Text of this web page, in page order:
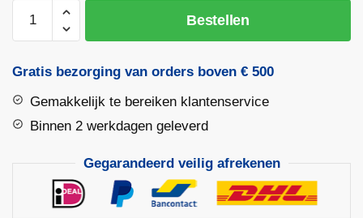
Buizenschaar
42mm
|
aantal
Bestellen
Gratis bezorging van orders boven € 500
Gemakkelijk te bereiken klantenservice
Binnen 2 werkdagen geleverd
Gegarandeerd veilig afrekenen